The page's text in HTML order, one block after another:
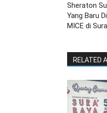
Sheraton
Yang Baru
MICE di
RELATED